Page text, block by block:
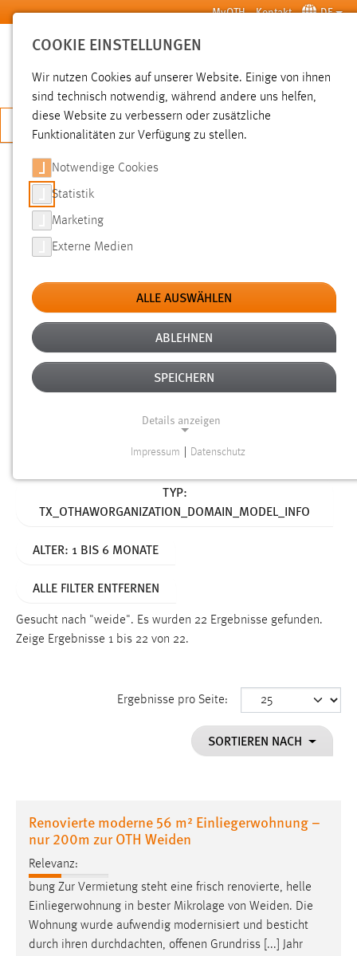
Zum Hauptinhalt springen MyOTH Kontakt DE
SUCHE
JETZT BEWERBEN
SUCHE
FILTER
Typ
Erstellungsdatum
Alter
TYP:
TX_OTHAWORGANIZATION_DOMAIN_MODEL_INFO
ALTER: 1 BIS 6 MONATE
ALLE FILTER ENTFERNEN
Gesucht nach "weide". Es wurden 22 Ergebnisse gefunden.
Zeige Ergebnisse 1 bis 22 von 22.
Ergebnisse pro Seite:
SORTIEREN NACH
Renovierte moderne 56 m² Einliegerwohnung –
nur 200m zur OTH Weiden
Relevanz:
bung Zur Vermietung steht eine frisch renovierte, helle
Einliegerwohnung in bester Mikrolage von Weiden. Die
Wohnung wurde aufwendig modernisiert und besticht
durch ihren durchdachten, offenen Grundriss [...] Jahr
COOKIE EINSTELLUNGEN
Wir nutzen Cookies auf unserer Website. Einige von ihnen
sind technisch notwendig, während andere uns helfen,
diese Website zu verbessern oder zusätzliche
Funktionalitäten zur Verfügung zu stellen.
Notwendige Cookies
Statistik
Marketing
Externe Medien
ALLE AUSWÄHLEN
ABLEHNEN
SPEICHERN
Details anzeigen
Notwendige Cookies ermöglichen grundlegende
Funktionen und sind für die einwandfreie Funktion der
cookie_consent
Zweck:
Cookie Laufzeit:
staticfilecache
Für performante Seitenauslieferung wird in diesem Cookie
gespeichert, ob man eingeloggt ist.
Sprachpräferenz
Impressum Datenschutz